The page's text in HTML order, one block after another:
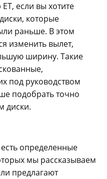
если вы хотите
которые
раньше. В этом
изменить вылет,
ширину. Такие
под руководством
подобрать точно
диски.
определенные
мы рассказываем
предлагают